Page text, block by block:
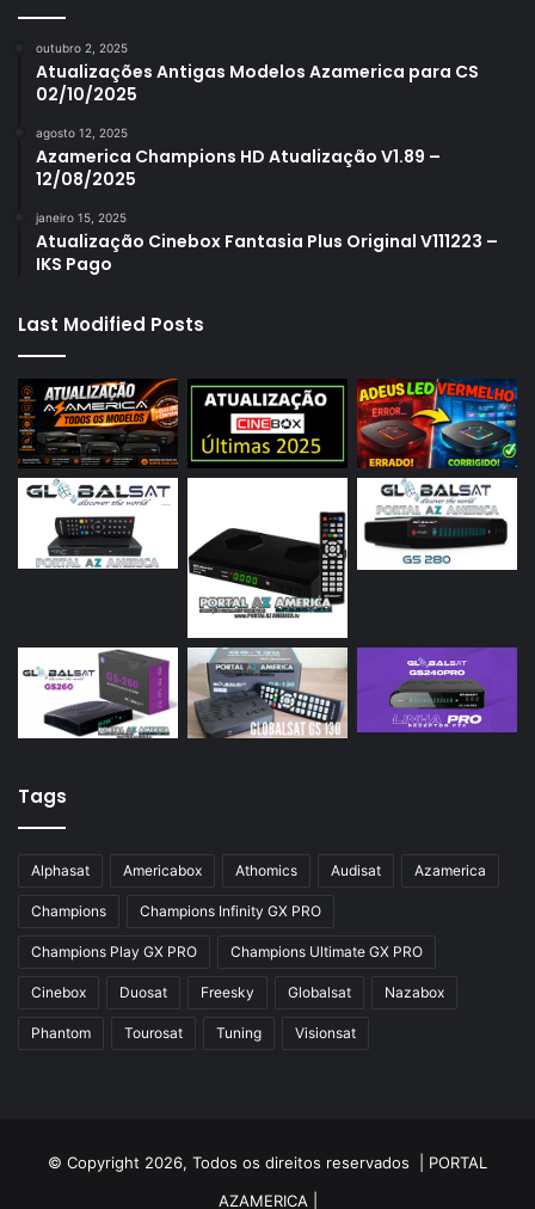
outubro 2, 2025
Atualizações Antigas Modelos Azamerica para CS
02/10/2025
agosto 12, 2025
Azamerica Champions HD Atualização V1.89 –
12/08/2025
janeiro 15, 2025
Atualização Cinebox Fantasia Plus Original V111223 –
IKS Pago
Last Modified Posts
Tags
Alphasat Americabox Athomics Audisat Azamerica
Champions Champions Infinity GX PRO
Champions Play GX PRO Champions Ultimate GX PRO
Cinebox Duosat Freesky Globalsat Nazabox
Phantom Tourosat Tuning Visionsat
© Copyright 2026, Todos os direitos reservados | PORTAL
AZAMERICA